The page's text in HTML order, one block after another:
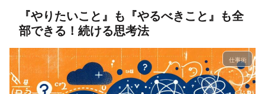
『やりたいこと』も『やるべきこと』も全
部できる！続ける思考法
仕事術